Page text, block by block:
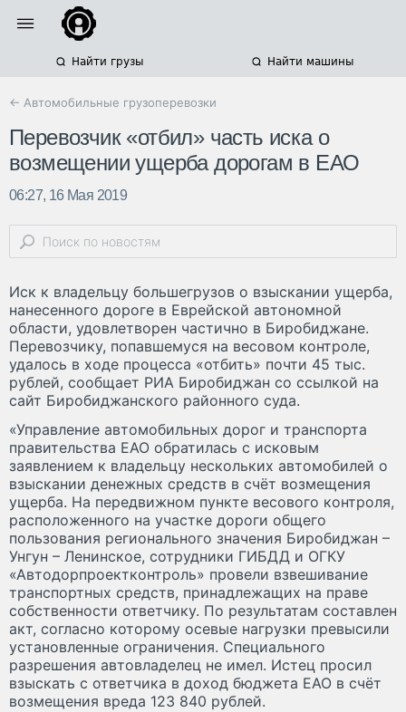
Найти грузы Найти машины
← Автомобильные грузоперевозки
Перевозчик «отбил» часть иска о
возмещении ущерба дорогам в ЕАО
06:27, 16 Мая 2019
Иск к владельцу большегрузов о взыскании ущерба,
нанесенного дороге в Еврейской автономной
области, удовлетворен частично в Биробиджане.
Перевозчику, попавшемуся на весовом контроле,
удалось в ходе процесса «отбить» почти 45 тыс.
рублей, сообщает РИА Биробиджан со ссылкой на
сайт Биробиджанского районного суда.
«Управление автомобильных дорог и транспорта
правительства ЕАО обратилась с исковым
заявлением к владельцу нескольких автомобилей о
взыскании денежных средств в счёт возмещения
ущерба. На передвижном пункте весового контроля,
расположенного на участке дороги общего
пользования регионального значения Биробиджан –
Унгун – Ленинское, сотрудники ГИБДД и ОГКУ
«Автодорпроектконтроль» провели взвешивание
транспортных средств, принадлежащих на праве
собственности ответчику. По результатам составлен
акт, согласно которому осевые нагрузки превысили
установленные ограничения. Специального
разрешения автовладелец не имел. Истец просил
взыскать с ответчика в доход бюджета ЕАО в счёт
возмещения вреда 123 840 рублей.